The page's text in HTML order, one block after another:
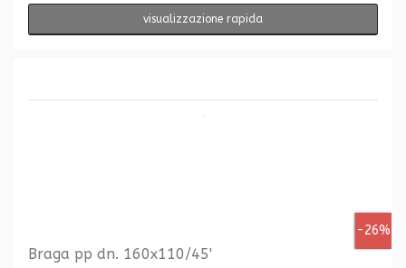
visualizzazione rapida
-26%
Braga pp dn. 160x110/45'